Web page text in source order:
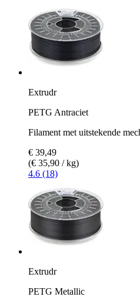
Extrudr
PETG Antraciet
Filament met uitstekende
€ 39,49
(€ 35,90 / kg)
4.6 (18)
Extrudr
PETG Metallic